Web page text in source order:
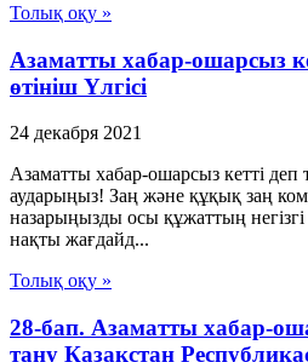
Толық оқу »
Азаматты хабар-ошарсыз
өтініш Үлгісі
24 декабря 2021
Азаматты хабар-ошарсыз кетті деп
аударыңыз! Заң және құқық заң
назарыңызды осы құжаттың
нақты жағдайд...
Толық оқу »
28-бап. Азаматты хабар-
тану Қазақстан